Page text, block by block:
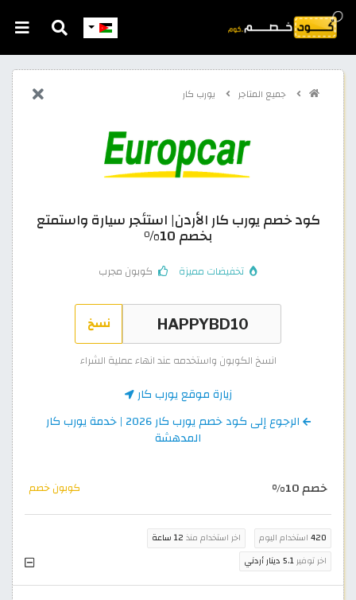
جميع المتاجر يورب كار
كود خصم يورب كار الأردن| استئجر سيارة واستمتع
بخصم 10%
تخفيضات مميزة كوبون مجرب
نسخ
انسخ الكوبون واستخدمه عند انهاء عملية الشراء
زيارة موقع يورب كار
الرجوع إلى كود خصم يورب كار 2026 | خدمة يورب كار
المدهشة
خصم 10% كوبون خصم
420 استخدام اليوم اخر استخدام منذ 12 ساعة
اخر توفير5.1 دينار أردني